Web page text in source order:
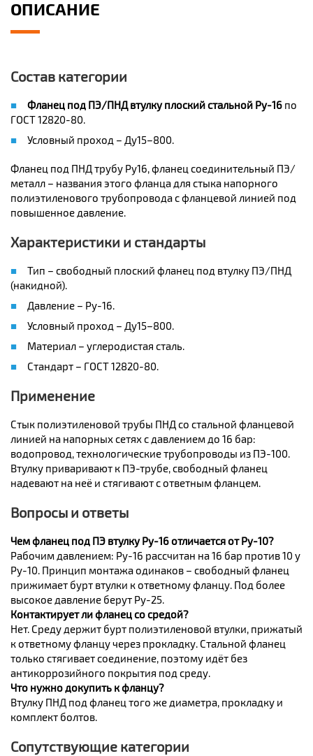
ОПИСАНИЕ
Состав категории
Фланец под ПЭ/ПНД втулку плоский стальной Ру-16 по
ГОСТ 12820-80.
Условный проход – Ду15–800.
Фланец под ПНД трубу Ру16, фланец соединительный ПЭ/
металл – названия этого фланца для стыка напорного
полиэтиленового трубопровода с фланцевой линией под
повышенное давление.
Характеристики и стандарты
Тип – свободный плоский фланец под втулку ПЭ/ПНД
(накидной).
Давление – Ру-16.
Условный проход – Ду15–800.
Материал – углеродистая сталь.
Стандарт – ГОСТ 12820-80.
Применение
Стык полиэтиленовой трубы ПНД со стальной фланцевой
линией на напорных сетях с давлением до 16 бар:
водопровод, технологические трубопроводы из ПЭ-100.
Втулку приваривают к ПЭ-трубе, свободный фланец
надевают на неё и стягивают с ответным фланцем.
Вопросы и ответы
Чем фланец под ПЭ втулку Ру-16 отличается от Ру-10?
Рабочим давлением: Ру-16 рассчитан на 16 бар против 10 у
Ру-10. Принцип монтажа одинаков – свободный фланец
прижимает бурт втулки к ответному фланцу. Под более
высокое давление берут Ру-25.
Контактирует ли фланец со средой?
Нет. Среду держит бурт полиэтиленовой втулки, прижатый
к ответному фланцу через прокладку. Стальной фланец
только стягивает соединение, поэтому идёт без
антикоррозийного покрытия под среду.
Что нужно докупить к фланцу?
Втулку ПНД под фланец того же диаметра, прокладку и
комплект болтов.
Сопутствующие категории